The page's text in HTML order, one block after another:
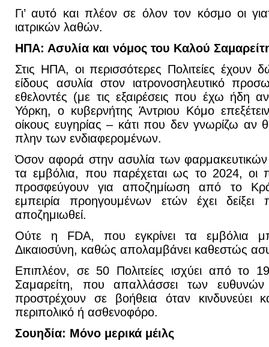
Γι’ αυτό και πλέον σε όλον τον κόσμο οι
ιατρικών λαθών.
ΗΠΑ: Ασυλία και νόμος του Καλού
Στις ΗΠΑ, οι περισσότερες Πολιτείες έχουν
είδους ασυλία στον ιατρονοσηλευτικό
εθελοντές (με τις εξαιρέσεις που έχω ήδη
Υόρκη, ο κυβερνήτης Άντριου Κόμο
οίκους ευγηρίας – κάτι που δεν γνωρίζω αν
πλην των ενδιαφερομένων.
Όσον αφορά στην ασυλία των
τα εμβόλια, που παρέχεται ως το 2024, οι
προσφεύγουν για αποζημίωση από το
εμπειρία προηγουμένων ετών έχει
αποζημιωθεί.
Ούτε η FDA, που εγκρίνει τα εμβόλια
Δικαιοσύνη, καθώς απολαμβάνει καθεστώς
Επιπλέον, σε 50 Πολιτείες ισχύει από το
Σαμαρείτη, που απαλλάσσει των
προστρέχουν σε βοήθεια όταν κινδυνεύει
περιπολικό ή ασθενοφόρο.
Σουηδία: Μόνο μερικά μέιλς